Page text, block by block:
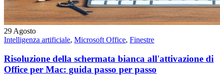
29 Agosto
Intelligenza artificiale, Microsoft Office, Finestre
Risoluzione della schermata bianca all'attivazione di
Office per Mac: guida passo per passo